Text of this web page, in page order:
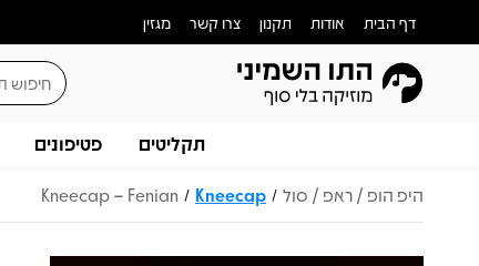
דף הבית אודות תקנון צרו קשר מגזין
תקליטים פטיפונים
היפ הופ / ראפ / סול /
Kneecap
/
Kneecap – Fenian